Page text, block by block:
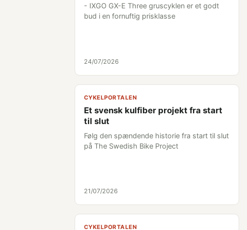
- IXGO GX-E Three gruscyklen er et godt
bud i en fornuftig prisklasse
24/07/2026
CYKELPORTALEN
Et svensk kulfiber projekt fra start
til slut
Følg den spændende historie fra start til slut
på The Swedish Bike Project
21/07/2026
CYKELPORTALEN